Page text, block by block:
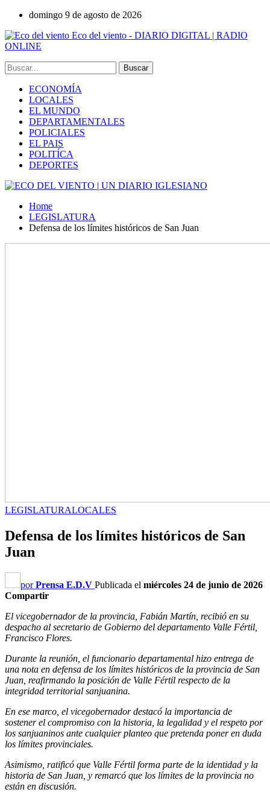
domingo 9 de agosto de 2026
Eco del viento - DIARIO DIGITAL | RADIO
ONLINE
ECONOMÍA
LOCALES
EL MUNDO
DEPARTAMENTALES
POLICIALES
EL PAIS
POLITÍCA
DEPORTES
Home
LEGISLATURA
Defensa de los límites históricos de San Juan
LEGISLATURALOCALES
Defensa de los límites históricos de San
Juan
porPrensa E.D.V Publicada el miércoles 24 de junio de 2026
Compartir
El vicegobernador de la provincia, Fabián Martín, recibió en su
despacho al secretario de Gobierno del departamento Valle Fértil,
Francisco Flores.
Durante la reunión, el funcionario departamental hizo entrega de
una nota en defensa de los límites históricos de la provincia de San
Juan, reafirmando la posición de Valle Fértil respecto de la
integridad territorial sanjuanina.
En ese marco, el vicegobernador destacó la importancia de
sostener el compromiso con la historia, la legalidad y el respeto por
los sanjuaninos ante cualquier planteo que pretenda poner en duda
los límites provinciales.
Asimismo, ratificó que Valle Fértil forma parte de la identidad y la
historia de San Juan, y remarcó que los límites de la provincia no
están en discusión.